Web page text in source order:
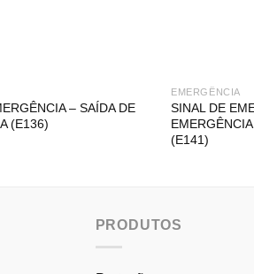
– SAÍDA DE
(E136)
EMERGÊNCIA
SINAL DE
(E141)
PRODUTOS